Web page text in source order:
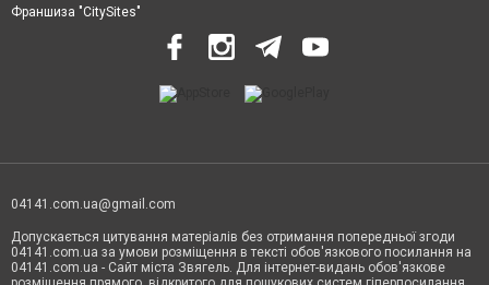
Франшиза "CitySites"
04141.com.ua@gmail.com
Допускається цитування матеріалів без отримання попередньої згоди
04141.com.ua за умови розміщення в тексті обов'язкового посилання на
04141.com.ua - Сайт міста Звягель. Для інтернет-видань обов'язкове